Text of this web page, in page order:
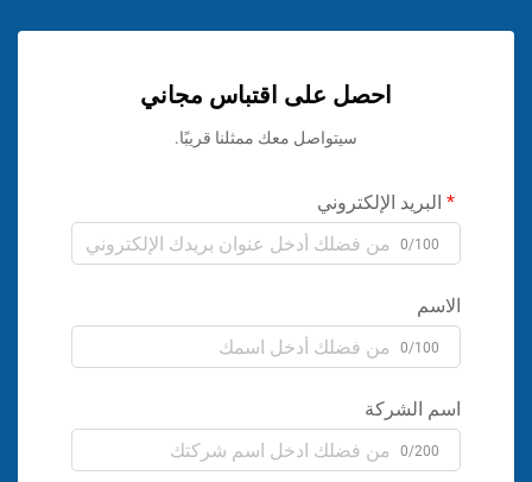
احصل على اقتباس مجاني
سيتواصل معك ممثلنا قريبًا.
البريد الإلكتروني
0/100
الاسم
0/100
اسم الشركة
0/200